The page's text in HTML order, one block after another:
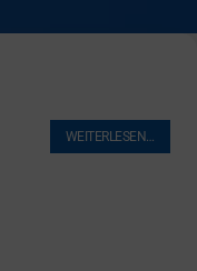
WEITERLESEN…